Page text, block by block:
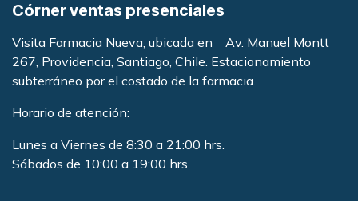
Córner ventas presenciales
Visita Farmacia Nueva, ubicada en Av. Manuel Montt
267, Providencia, Santiago, Chile. Estacionamiento
subterráneo por el costado de la farmacia.
Horario de atención:
Lunes a Viernes de 8:30 a 21:00 hrs.
Sábados de 10:00 a 19:00 hrs.